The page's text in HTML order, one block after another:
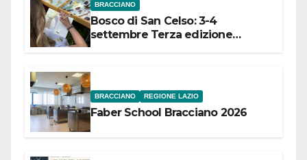
BRACCIANO
Bosco di San Celso: 3-4
settembre Terza edizione
BRACCIANO REGIONE LAZIO
Faber School Bracciano 2026